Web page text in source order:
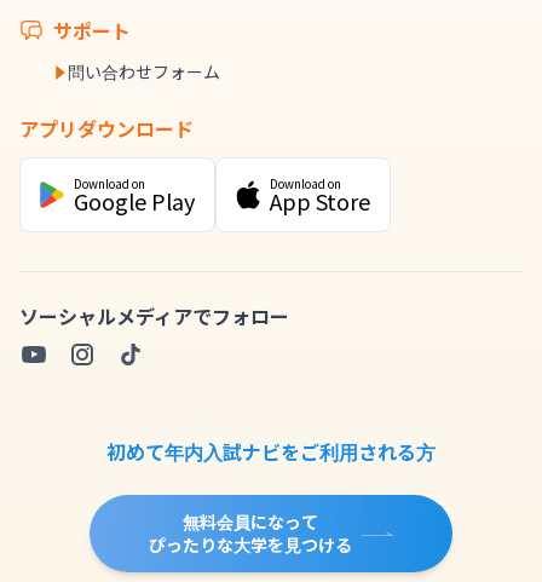
サポート
問い合わせフォーム
アプリダウンロード
Download on
Google Play
Download on
App Store
ソーシャルメディアでフォロー
初めて年内入試ナビをご利用される方
無料会員になって
ぴったりな大学を見つける